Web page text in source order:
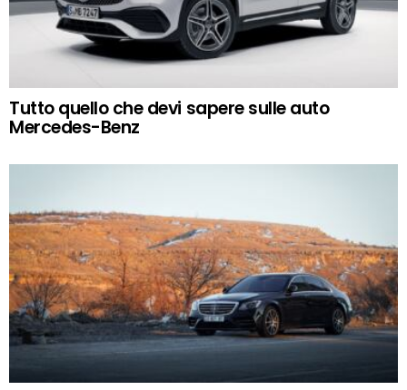
Tutto quello che devi sapere sulle auto
Mercedes-Benz